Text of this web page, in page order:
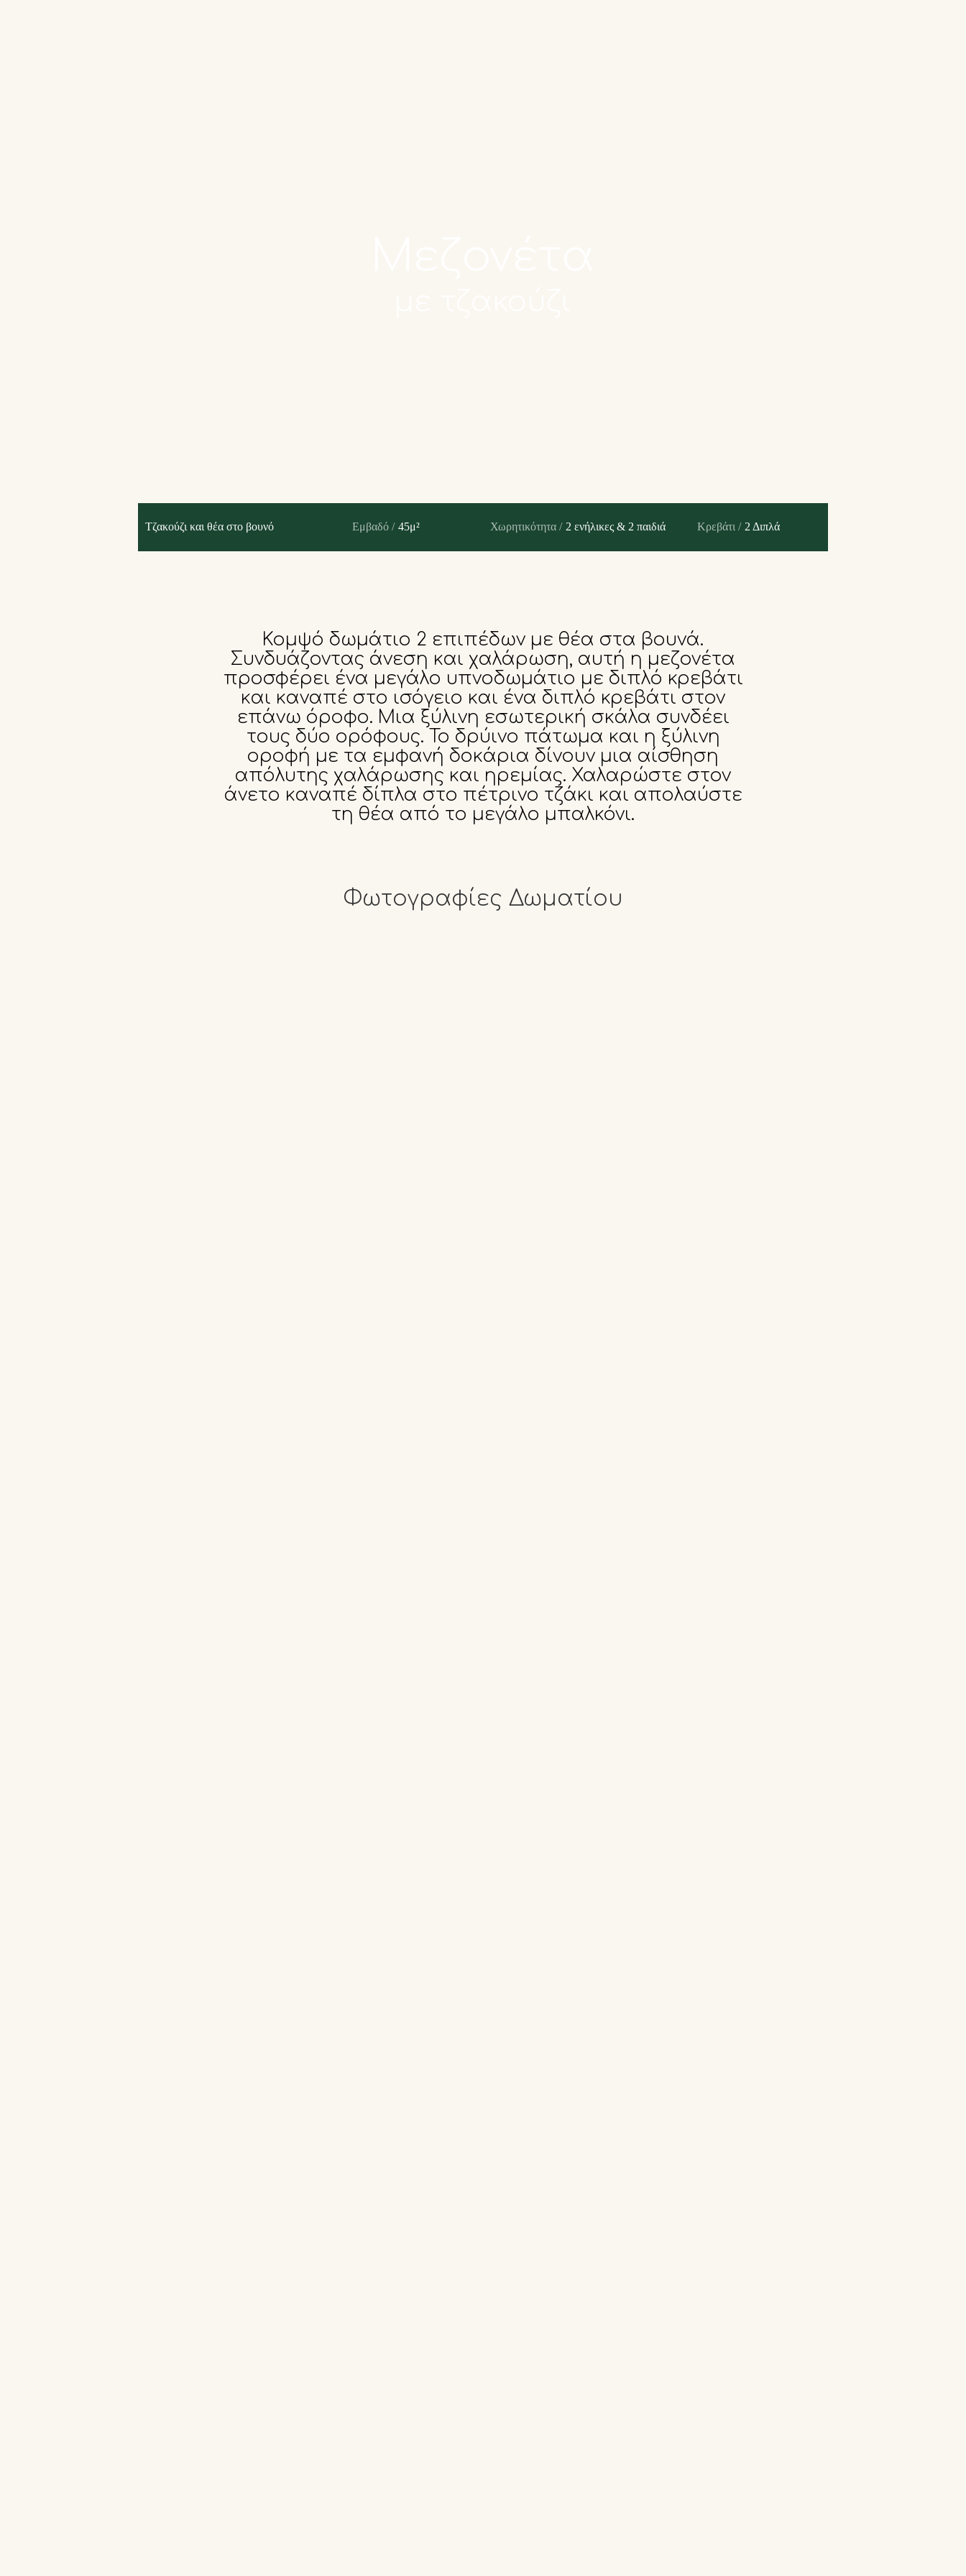
Τζακούζι και θέα στο βουνό Εμβαδό / 45μ² Χωρητικότητα / 2 ενήλικες & 2 παιδιά Κρεβάτι / 2 Διπλά
Κομψό δωμάτιο 2 επιπέδων με θέα στα βουνά.
Συνδυάζοντας άνεση και χαλάρωση, αυτή η μεζονέτα
προσφέρει ένα μεγάλο υπνοδωμάτιο με διπλό κρεβάτι
και καναπέ στο ισόγειο και ένα διπλό κρεβάτι στον
επάνω όροφο. Μια ξύλινη εσωτερική σκάλα συνδέει
τους δύο ορόφους. Το δρύινο πάτωμα και η ξύλινη
οροφή με τα εμφανή δοκάρια δίνουν μια αίσθηση
απόλυτης χαλάρωσης και ηρεμίας. Χαλαρώστε στον
άνετο καναπέ δίπλα στο πέτρινο τζάκι και απολαύστε
τη θέα από το μεγάλο μπαλκόνι.
Φωτογραφίες Δωματίου